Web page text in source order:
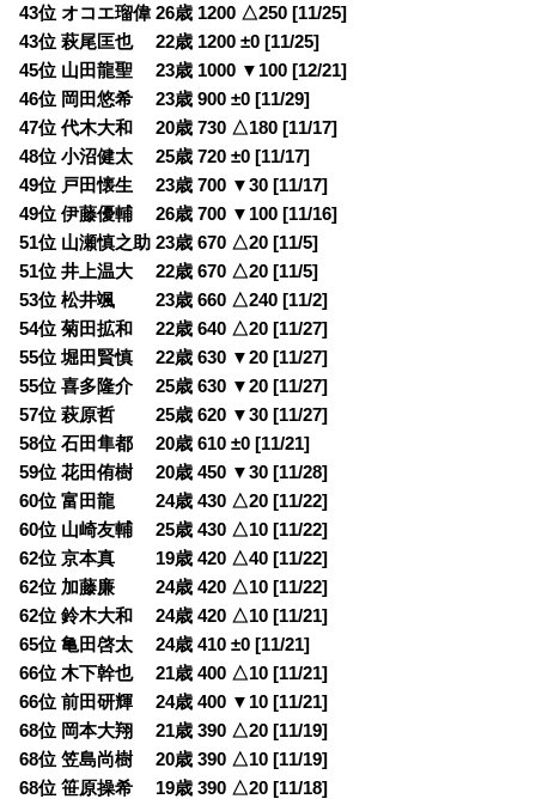
43位 オコエ瑠偉 26歳 1200 △250 [11/25]
43位 萩尾匡也 22歳 1200 ±0 [11/25]
45位 山田龍聖 23歳 1000 ▼100 [12/21]
46位 岡田悠希 23歳 900 ±0 [11/29]
47位 代木大和 20歳 730 △180 [11/17]
48位 小沼健太 25歳 720 ±0 [11/17]
49位 戸田懐生 23歳 700 ▼30 [11/17]
49位 伊藤優輔 26歳 700 ▼100 [11/16]
51位 山瀬慎之助 23歳 670 △20 [11/5]
51位 井上温大 22歳 670 △20 [11/5]
53位 松井颯 23歳 660 △240 [11/2]
54位 菊田拡和 22歳 640 △20 [11/27]
55位 堀田賢慎 22歳 630 ▼20 [11/27]
55位 喜多隆介 25歳 630 ▼20 [11/27]
57位 萩原哲 25歳 620 ▼30 [11/27]
58位 石田隼都 20歳 610 ±0 [11/21]
59位 花田侑樹 20歳 450 ▼30 [11/28]
60位 富田龍 24歳 430 △20 [11/22]
60位 山崎友輔 25歳 430 △10 [11/22]
62位 京本真 19歳 420 △40 [11/22]
62位 加藤廉 24歳 420 △10 [11/22]
62位 鈴木大和 24歳 420 △10 [11/21]
65位 亀田啓太 24歳 410 ±0 [11/21]
66位 木下幹也 21歳 400 △10 [11/21]
66位 前田研輝 24歳 400 ▼10 [11/21]
68位 岡本大翔 21歳 390 △20 [11/19]
68位 笠島尚樹 20歳 390 △10 [11/19]
68位 笹原操希 19歳 390 △20 [11/18]